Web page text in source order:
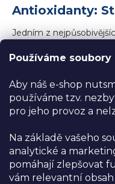
Používáme soubory
Aby náš e-shop
používáme tzv.
pro jeho provoz a
Na základě vašeho
analytické a
pomáhají zlepšovat
vám relevantní obsah
Antioxidanty:
Jedním z
neutralizovat volné
záněty a řadou
obsahuje zejména
dodává
působí jako silný
Fikocyanin má
zdraví pleti, což z něj